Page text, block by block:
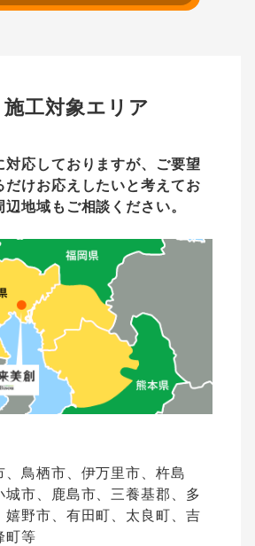
施工対象エリア
対応しておりますが、ご要望
だけお応えしたいと考えてお
辺地域もご相談ください。
、鳥栖市、伊万里市、杵島
城市、鹿島市、三養基郡、多
嬉野市、有田町、太良町、吉
町等